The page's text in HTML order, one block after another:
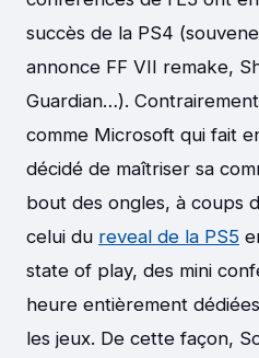
succès de la PS4
annonce FF VII remake,
Guardian…).
comme Microsoft qui fait
décidé de maîtriser sa
bout des ongles, à coups
celui du reveal de la PS5
state of play, des mini
heure entièrement
les jeux. De cette façon,